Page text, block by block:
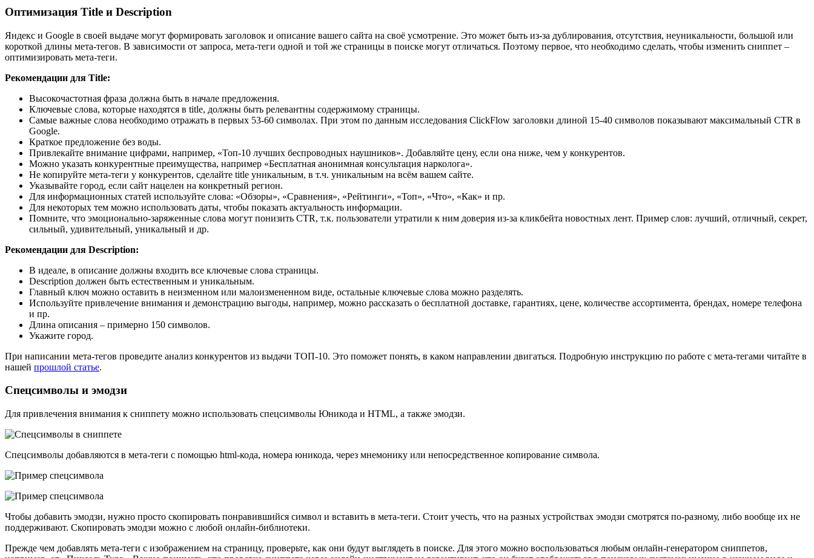
Оптимизация Title и Description
Яндекс и Google в своей выдаче могут формировать заголовок и описание вашего сайта на своё усмотрение. Это может быть из-за дублирования, отсутствия, неуникальности, большой или
короткой длины мета-тегов. В зависимости от запроса, мета-теги одной и той же страницы в поиске могут отличаться. Поэтому первое, что необходимо сделать, чтобы изменить сниппет –
оптимизировать мета-теги.
Рекомендации для Title:
Высокочастотная фраза должна быть в начале предложения.
Ключевые слова, которые находятся в title, должны быть релевантны содержимому страницы.
Самые важные слова необходимо отражать в первых 53-60 символах. При этом по данным исследования ClickFlow заголовки длиной 15-40 символов показывают максимальный CTR в
Google.
Краткое предложение без воды.
Привлекайте внимание цифрами, например, «Топ-10 лучших беспроводных наушников». Добавляйте цену, если она ниже, чем у конкурентов.
Можно указать конкурентные преимущества, например «Бесплатная анонимная консультация нарколога».
Не копируйте мета-теги у конкурентов, сделайте title уникальным, в т.ч. уникальным на всём вашем сайте.
Указывайте город, если сайт нацелен на конкретный регион.
Для информационных статей используйте слова: «Обзоры», «Сравнения», «Рейтинги», «Топ», «Что», «Как» и пр.
Для некоторых тем можно использовать даты, чтобы показать актуальность информации.
Помните, что эмоционально-заряженные слова могут понизить CTR, т.к. пользователи утратили к ним доверия из-за кликбейта новостных лент. Пример слов: лучший, отличный, секрет,
сильный, удивительный, уникальный и др.
Рекомендации для Description:
В идеале, в описание должны входить все ключевые слова страницы.
Description должен быть естественным и уникальным.
Главный ключ можно оставить в неизменном или малоизмененном виде, остальные ключевые слова можно разделять.
Используйте привлечение внимания и демонстрацию выгоды, например, можно рассказать о бесплатной доставке, гарантиях, цене, количестве ассортимента, брендах, номере телефона
и пр.
Длина описания – примерно 150 символов.
Укажите город.
При написании мета-тегов проведите анализ конкурентов из выдачи ТОП-10. Это поможет понять, в каком направлении двигаться. Подробную инструкцию по работе с мета-тегами читайте в
нашей прошлой статье.
Спецсимволы и эмодзи
Для привлечения внимания к сниппету можно использовать спецсимволы Юникода и HTML, а также эмодзи.
Спецсимволы добавляются в мета-теги с помощью html-кода, номера юникода, через мнемонику или непосредственное копирование символа.
Чтобы добавить эмодзи, нужно просто скопировать понравившийся символ и вставить в мета-теги. Стоит учесть, что на разных устройствах эмодзи смотрятся по-разному, либо вообще их не
поддерживают. Скопировать эмодзи можно с любой онлайн-библиотеки.
Прежде чем добавлять мета-теги с изображением на страницу, проверьте, как они будут выглядеть в поиске. Для этого можно воспользоваться любым онлайн-генератором сниппетов,